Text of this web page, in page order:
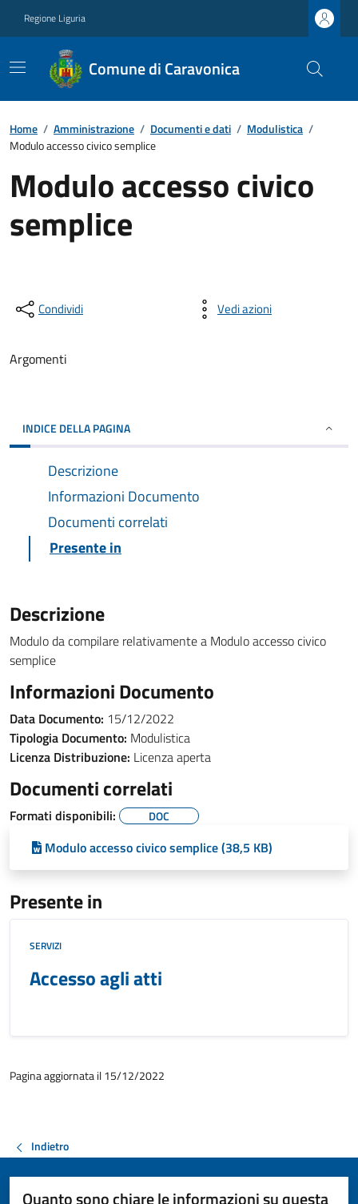
Regione Liguria
Comune di Caravonica
Home / Amministrazione / Documenti e dati / Modulistica /
Modulo accesso civico semplice
Modulo accesso civico
semplice
Condividi Vedi azioni
Argomenti
INDICE DELLA PAGINA
Descrizione
Informazioni Documento
Documenti correlati
Presente in
Descrizione
Modulo da compilare relativamente a Modulo accesso civico
semplice
Informazioni Documento
Data Documento: 15/12/2022
Tipologia Documento: Modulistica
Licenza Distribuzione: Licenza aperta
Documenti correlati
Formati disponibili: DOC
Modulo accesso civico semplice (38,5 KB)
Presente in
SERVIZI
Accesso agli atti
Pagina aggiornata il 15/12/2022
Indietro
Quanto sono chiare le informazioni su questa